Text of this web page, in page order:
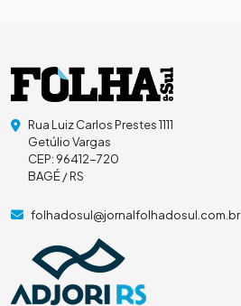
Rua Luiz Carlos Prestes 1111
Getúlio Vargas
CEP: 96412-720
BAGÉ / RS
folhadosul@jornalfolhadosul.com.br